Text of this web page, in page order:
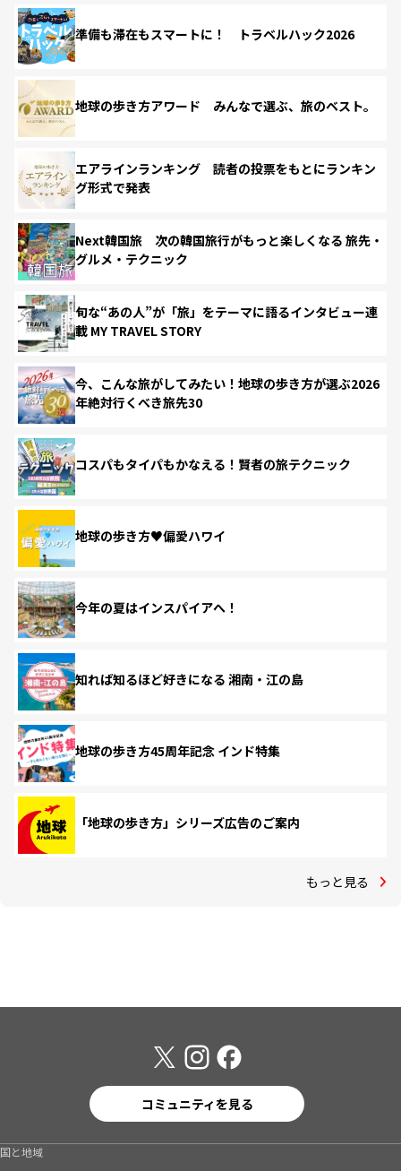
準備も滞在もスマートに！ トラベルハック2026
地球の歩き方アワード みんなで選ぶ、旅のベスト。
エアラインランキング 読者の投票をもとにランキン
グ形式で発表
Next韓国旅 次の韓国旅行がもっと楽しくなる 旅先・
グルメ・テクニック
旬な“あの人”が「旅」をテーマに語るインタビュー連
載 MY TRAVEL STORY
今、こんな旅がしてみたい！地球の歩き方が選ぶ2026
年絶対行くべき旅先30
コスパもタイパもかなえる！賢者の旅テクニック
地球の歩き方♥偏愛ハワイ
今年の夏はインスパイアへ！
知れば知るほど好きになる 湘南・江の島
地球の歩き方45周年記念 インド特集
「地球の歩き方」シリーズ広告のご案内
もっと見る
コミュニティを見る
国と地域